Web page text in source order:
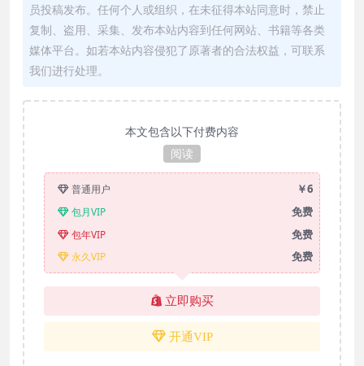
员投稿发布。任何个人或组织，在未征得本站同意时，禁止
复制、盗用、采集、发布本站内容到任何网站、书籍等各类
媒体平台。如若本站内容侵犯了原著者的合法权益，可联系
我们进行处理。
本文包含以下付费内容
阅读
普通用户 ￥6
包月VIP 免费
包年VIP 免费
永久VIP 免费
立即购买
开通VIP